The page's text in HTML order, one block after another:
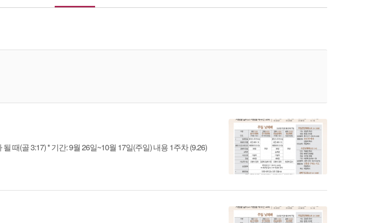
때(골 3:17) * 기간: 9월 26일~10월 17일(주일) 내용 1주차 (9.26)